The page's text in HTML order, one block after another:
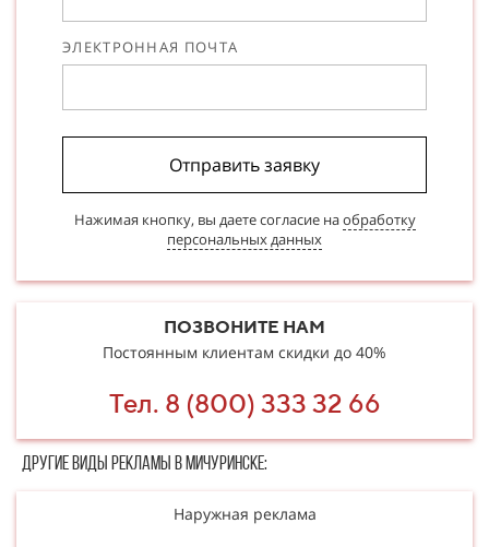
ЭЛЕКТРОННАЯ ПОЧТА
Отправить заявку
Нажимая кнопку, вы даете согласие наобработку
персональных данных
ПОЗВОНИТЕ НАМ
Постоянным клиентам скидки до 40%
Тел. 8 (800) 333 32 66
Другие в​​​​иды рекламы в Мичуринске:
Наружная реклама